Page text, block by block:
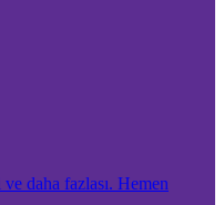
daha fazlası. Hemen